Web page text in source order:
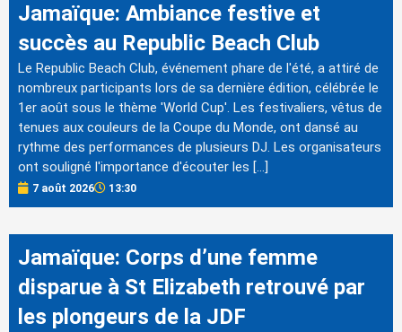
Jamaïque: Ambiance festive et
succès au Republic Beach Club
Le Republic Beach Club, événement phare de l'été, a attiré de
nombreux participants lors de sa dernière édition, célébrée le
1er août sous le thème 'World Cup'. Les festivaliers, vêtus de
tenues aux couleurs de la Coupe du Monde, ont dansé au
rythme des performances de plusieurs DJ. Les organisateurs
ont souligné l'importance d'écouter les […]
7 août 2026 13:30
Jamaïque: Corps d’une femme
disparue à St Elizabeth retrouvé par
les plongeurs de la JDF